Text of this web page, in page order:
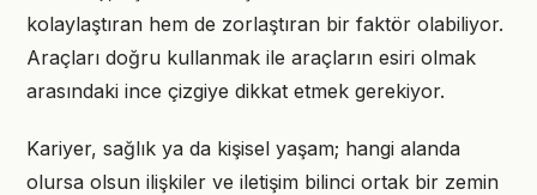
kolaylaştıran hem de zorlaştıran bir faktör olabiliyor.
Araçları doğru kullanmak ile araçların esiri olmak
arasındaki ince çizgiye dikkat etmek gerekiyor.
Kariyer, sağlık ya da kişisel yaşam; hangi alanda
olursa olsun ilişkiler ve iletişim bilinci ortak bir zemin